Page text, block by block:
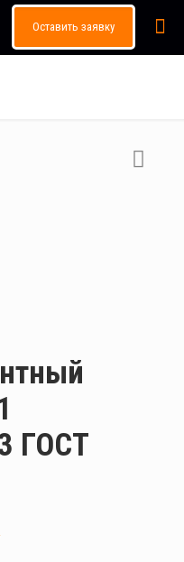
Оставить заявку
ГОСТ